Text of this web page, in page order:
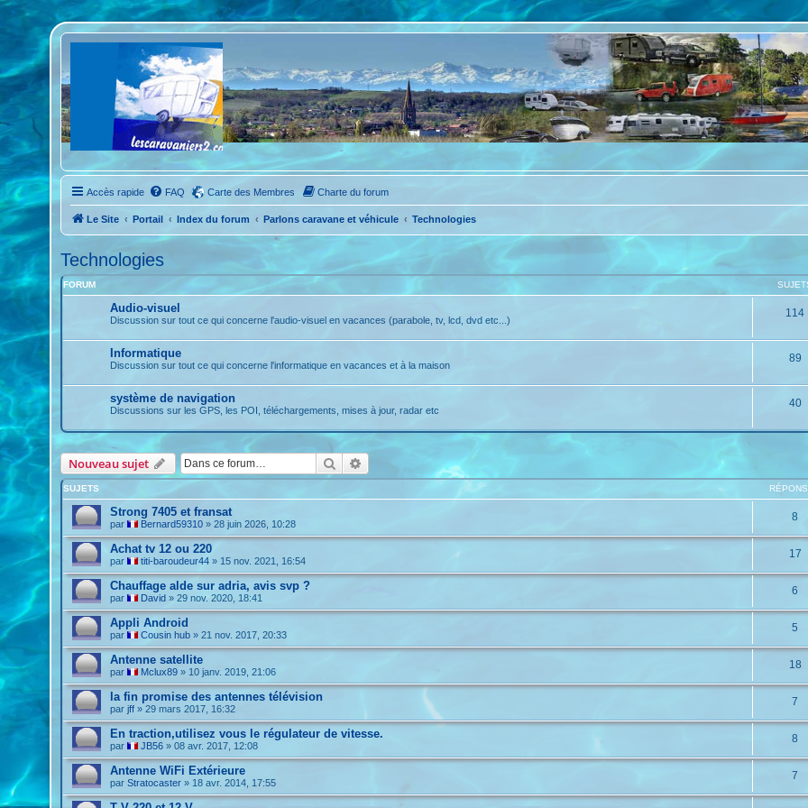
Accès rapide FAQ Carte des Membres Charte du forum
Le Site Portail Index du forum Parlons caravane et véhicule Technologies
Technologies
FORUM
Audio-visuel
Discussion sur tout ce qui concerne l'audio-visuel en vacances (parabole, tv, lcd, dvd etc...)
114
Informatique
Discussion sur tout ce qui concerne l'informatique en vacances et à la maison
89
système de navigation
Discussions sur les GPS, les POI, téléchargements, mises à jour, radar etc
40
Nouveau sujet RechercherRecherche avancée
SUJETS
Strong 7405 et fransat
par Bernard59310 »28 juin 2026, 10:28
8
Achat tv 12 ou 220
par titi-baroudeur44 » 15 nov. 2021, 16:54
17
Chauffage alde sur adria, avis svp ?
par David »29 nov. 2020, 18:41
6
Appli Android
par Cousin hub »21 nov. 2017, 20:33
5
Antenne satellite
par Mclux89 » 10 janv. 2019, 21:06
18
la fin promise des antennes télévision
parjff »29 mars 2017, 16:32
7
En traction,utilisez vous le régulateur de vitesse.
par JB56 »08 avr. 2017, 12:08
8
Antenne WiFi Extérieure
parStratocaster » 18 avr. 2014, 17:55
7